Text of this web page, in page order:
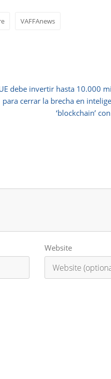
VAFFAnews
debe invertir hasta 10.000
para cerrar la brecha en
‘blockchain’
Website